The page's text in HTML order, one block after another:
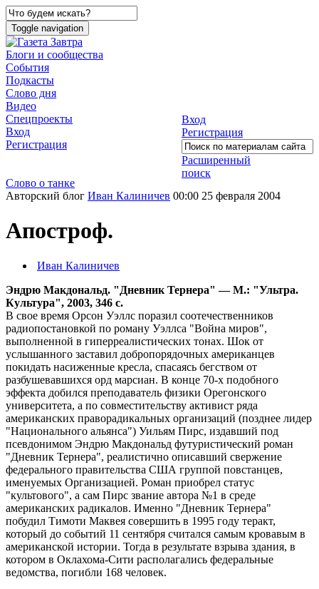
Toggle navigation
Блоги и сообщества
События
Подкасты
Слово дня
Видео
Спецпроекты
Вход
Регистрация
Вход
Регистрация
Расширенный
поиск
Слово о танке
Авторский блог Иван Калиничев 00:00 25 февраля 2004
Апостроф.
Иван Калиничев
Эндрю Макдональд. "Дневник Тернера" — М.: "Ультра.
Культура", 2003, 346 с.
В свое время Орсон Уэллс поразил соотечественников
радиопостановкой по роману Уэллса "Война миров",
выполненной в гиперреалистических тонах. Шок от
услышанного заставил добропорядочных американцев
покидать насиженные кресла, спасаясь бегством от
разбушевавшихся орд марсиан. В конце 70-х подобного
эффекта добился преподаватель физики Орегонского
университета, а по совместительству активист ряда
американских праворадикальных организаций (позднее лидер
"Национального альянса") Уильям Пирс, издавший под
псевдонимом Эндрю Макдональд футуристический роман
"Дневник Тернера", реалистично описавший свержение
федерального правительства США группой повстанцев,
именуемых Организацией. Роман приобрел статус
"культового", а сам Пирс звание автора №1 в среде
американских радикалов. Именно "Дневник Тернера"
побудил Тимоти Маквея совершить в 1995 году теракт,
который до событий 11 сентября считался самым кровавым в
американской истории. Тогда в результате взрыва здания, в
котором в Оклахома-Сити располагались федеральные
ведомства, погибли 168 человек.